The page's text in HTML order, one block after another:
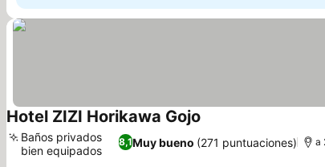
Hotel ZIZI Horikawa Gojo
8,1Muy bueno (271 puntuaciones)
Baños privados
bien equipados
a